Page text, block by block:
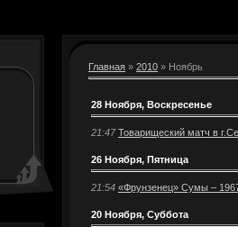
Главная » 2010 » Ноябрь
28 Ноября, Воскресенье
21:47 Товарищеский матч в
26 Ноября, Пятница
21:54 «Фрунзенец» Сумы –
20 Ноября, Суббота